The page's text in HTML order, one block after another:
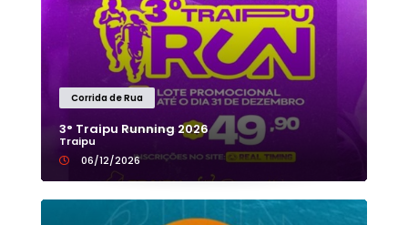
Corrida de Rua
3° Traipu Running 2026
Traipu
06/12/2026